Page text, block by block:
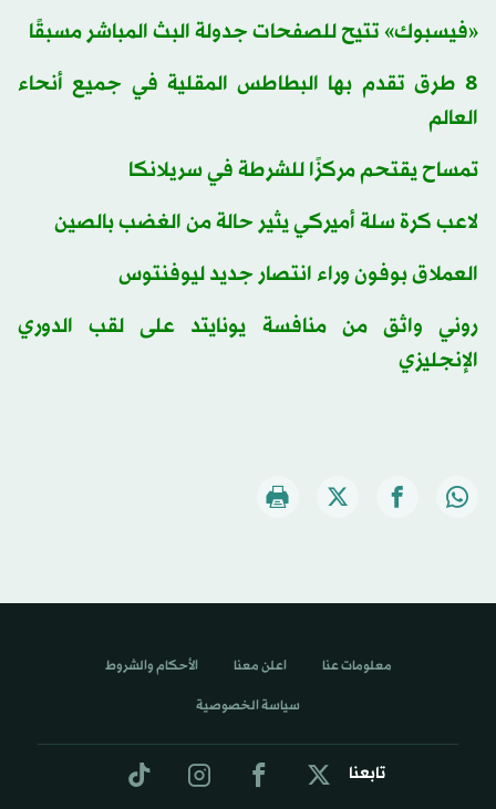
«فيسبوك» تتيح للصفحات جدولة البث المباشر مسبقًا
8 طرق تقدم بها البطاطس المقلية في جميع أنحاء
العالم
تمساح يقتحم مركزًا للشرطة في سريلانكا
لاعب كرة سلة أميركي يثير حالة من الغضب بالصين
العملاق بوفون وراء انتصار جديد ليوفنتوس
روني واثق من منافسة يونايتد على لقب الدوري
الإنجليزي
تابعنا
معلومات عنا اعلن معنا الأحكام والشروط
سياسة الخصوصية